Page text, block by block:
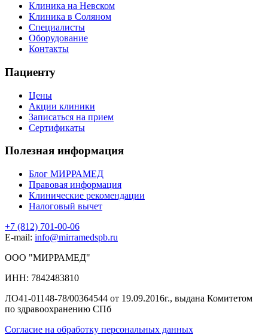
Клиника на Невском
Клиника в Соляном
Специалисты
Оборудование
Контакты
Пациенту
Цены
Акции клиники
Записаться на прием
Сертификаты
Полезная информация
Блог МИРРАМЕД
Правовая информация
Клинические рекомендации
Налоговый вычет
+7 (812) 701-00-06
E-mail: info@mirramedspb.ru
ООО "МИРРАМЕД"
ИНН: 7842483810
ЛО41-01148-78/00364544 от 19.09.2016г., выдана Комитетом
по здравоохранению СПб
Согласие на обработку персональных данных